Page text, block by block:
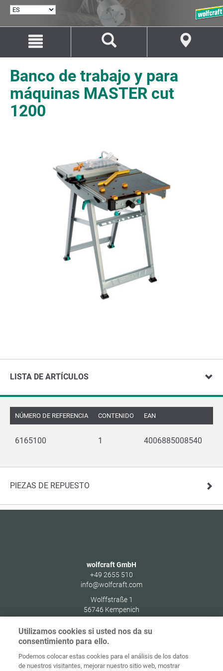
SELECCIONAR
contenido
la
navegación
Banco de trabajo y para
máquinas MASTER cut
1200
LISTA DE ARTÍCULOS
NÚMERO DE REFERENCIA CONTENIDO EAN
6165100 1 4006885008540
PIEZAS DE REPUESTO
wolfcraft GmbH
+49 2655 510
info@wolfcraft.com
Wolffstraße 1
56746 Kempenich
Utilizamos cookies si usted nos da su
consentimiento para ello.
Podemos colocar estas cookies para el análisis de los datos
de nuestros visitantes, mejorar nuestro sitio web, mostrar